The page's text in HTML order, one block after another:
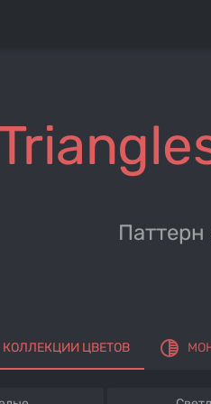
Паттерн
КОЛЛЕКЦИИ ЦВЕТОВ tonality